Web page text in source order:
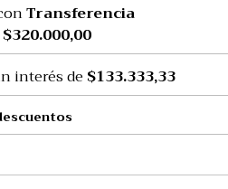
Transferencia
$320.000,00
interés de $133.333,33